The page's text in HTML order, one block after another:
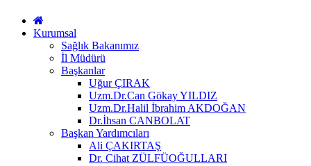
Kurumsal
Sağlık Bakanımız
İl Müdürü
Başkanlar
Uğur ÇIRAK
Uzm.Dr.Can Gökay YILDIZ
Uzm.Dr.Halil İbrahim AKDOĞAN
Dr.İhsan CANBOLAT
Başkan Yardımcıları
Ali ÇAKIRTAŞ
Dr. Cihat ZÜLFÜOĞULLARI